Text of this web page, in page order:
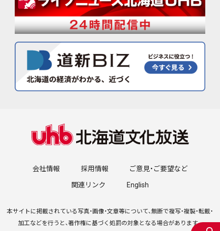
会社情報 採用情報 ご意見・ご要望など
関連リンク English
本サイトに掲載されている写真・画像・文章等について、無断で複写・複製・転載・
加工などを行うと、著作権に基づく処罰の対象となる場合があります。